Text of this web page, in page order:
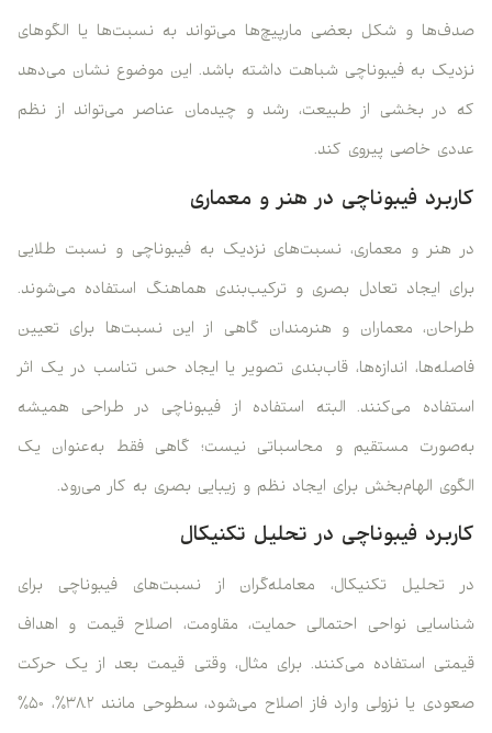
صدف‌ها و شکل بعضی مارپیچ‌ها می‌تواند به نسبت‌ها یا الگوهای
نزدیک به فیبوناچی شباهت داشته باشد. این موضوع نشان می‌دهد
که در بخشی از طبیعت، رشد و چیدمان عناصر می‌تواند از نظم
عددی خاصی پیروی کند.
کاربرد فیبوناچی در هنر و معماری
در هنر و معماری، نسبت‌های نزدیک به فیبوناچی و نسبت طلایی
برای ایجاد تعادل بصری و ترکیب‌بندی هماهنگ استفاده می‌شوند.
طراحان، معماران و هنرمندان گاهی از این نسبت‌ها برای تعیین
فاصله‌ها، اندازه‌ها، قاب‌بندی تصویر یا ایجاد حس تناسب در یک اثر
استفاده می‌کنند. البته استفاده از فیبوناچی در طراحی همیشه
به‌صورت مستقیم و محاسباتی نیست؛ گاهی فقط به‌عنوان یک
الگوی الهام‌بخش برای ایجاد نظم و زیبایی بصری به کار می‌رود.
کاربرد فیبوناچی در تحلیل تکنیکال
در تحلیل تکنیکال، معامله‌گران از نسبت‌های فیبوناچی برای
شناسایی نواحی احتمالی حمایت، مقاومت، اصلاح قیمت و اهداف
قیمتی استفاده می‌کنند. برای مثال، وقتی قیمت بعد از یک حرکت
صعودی یا نزولی وارد فاز اصلاح می‌شود، سطوحی مانند ۳۸.۲٪، ۵۰٪